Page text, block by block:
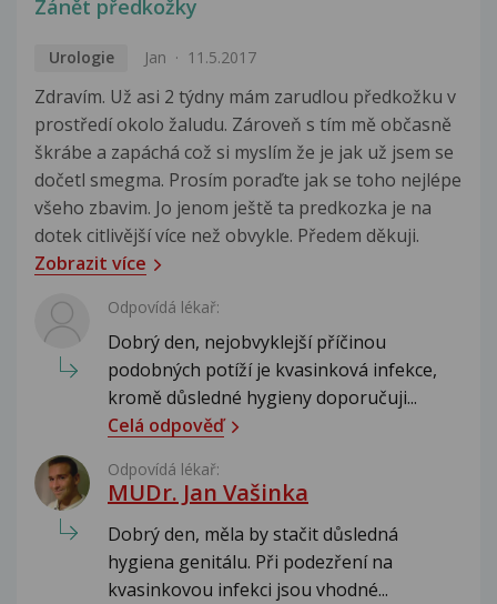
Zánět předkožky
Urologie Jan 11.5.2017
Zdravím. Už asi 2 týdny mám zarudlou předkožku v
prostředí okolo žaludu. Zároveň s tím mě občasně
škrábe a zapáchá což si myslím že je jak už jsem se
dočetl smegma. Prosím poraďte jak se toho nejlépe
všeho zbavim. Jo jenom ještě ta predkozka je na
dotek citlivější více než obvykle. Předem děkuji.
Zobrazit více
Odpovídá lékař:
Dobrý den, nejobvyklejší příčinou
podobných potíží je kvasinková infekce,
kromě důsledné hygieny doporučuji...
Celá odpověď
Odpovídá lékař:
MUDr. Jan Vašinka
Dobrý den, měla by stačit důsledná
hygiena genitálu. Při podezření na
kvasinkovou infekci jsou vhodné...